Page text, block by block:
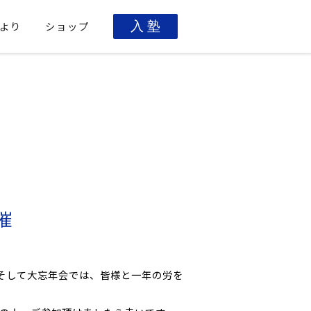
り ショップ 入 塾
て大忘年会では、皆様と一年の労を